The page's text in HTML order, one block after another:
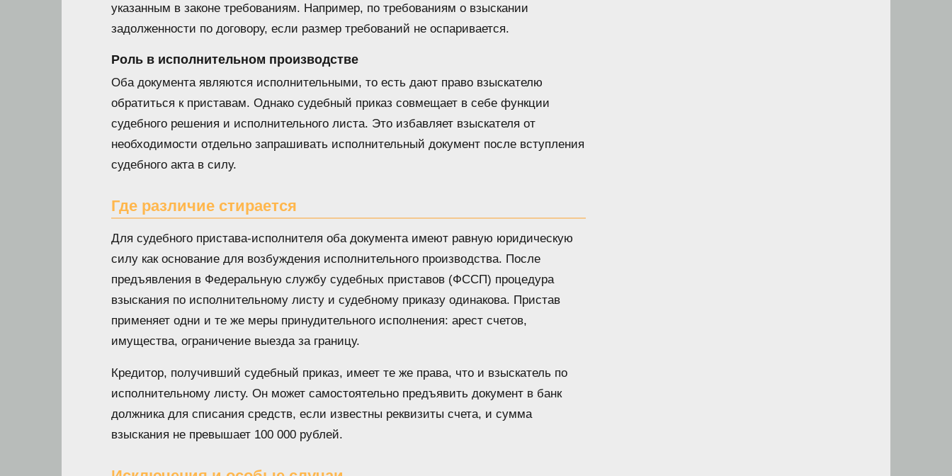
указанным в законе требованиям. Например, по требованиям о взыскании
задолженности по договору, если размер требований не оспаривается.
Роль в исполнительном производстве
Оба документа являются исполнительными, то есть дают право взыскателю
обратиться к приставам. Однако судебный приказ совмещает в себе функции
судебного решения и исполнительного листа. Это избавляет взыскателя от
необходимости отдельно запрашивать исполнительный документ после вступления
судебного акта в силу.
Где различие стирается
Для судебного пристава-исполнителя оба документа имеют равную юридическую
силу как основание для возбуждения исполнительного производства. После
предъявления в Федеральную службу судебных приставов (ФССП) процедура
взыскания по исполнительному листу и судебному приказу одинакова. Пристав
применяет одни и те же меры принудительного исполнения: арест счетов,
имущества, ограничение выезда за границу.
Кредитор, получивший судебный приказ, имеет те же права, что и взыскатель по
исполнительному листу. Он может самостоятельно предъявить документ в банк
должника для списания средств, если известны реквизиты счета, и сумма
взыскания не превышает 100 000 рублей.